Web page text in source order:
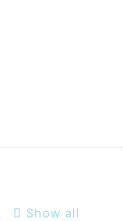
Show all